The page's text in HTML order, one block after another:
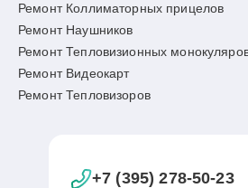
Ремонт Коллиматорных прицелов
Ремонт Наушников
Ремонт Тепловизионных
Ремонт Видеокарт
Ремонт Тепловизоров
+7 (395) 278-50-23